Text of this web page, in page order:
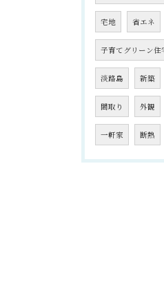
宅地 省エネ
子育てグリーン住
淡路島 新築
間取り 外観
一軒家 断熱